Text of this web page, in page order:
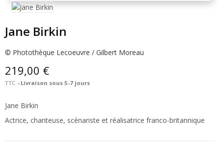
Jane Birkin
© Photothèque Lecoeuvre / Gilbert Moreau
219,00 €
TTC Livraison sous 5-7 jours
Jane Birkin
Actrice, chanteuse, scénariste et réalisatrice franco-britannique